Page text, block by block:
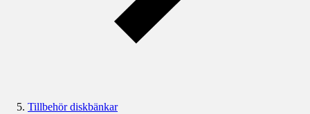
Tillbehör diskbänkar